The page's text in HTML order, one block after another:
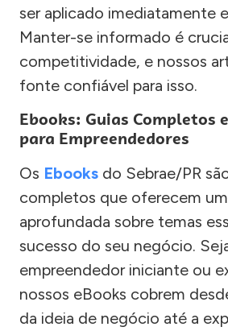
ser aplicado imediatamente
Manter-se informado é
competitividade, e nossos
fonte confiável para isso.
Ebooks: Guias Completos
para Empreendedores
Os Ebooks do Sebrae/PR
completos que oferecem
aprofundada sobre temas
sucesso do seu negócio.
empreendedor iniciante ou
nossos eBooks cobrem
da ideia de negócio até a